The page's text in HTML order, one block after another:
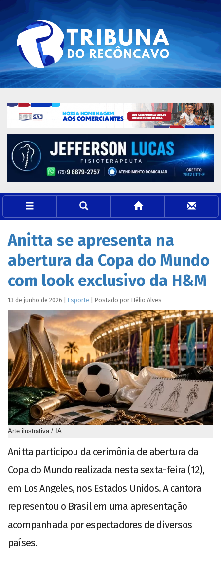
Anitta se apresenta na
abertura da Copa do Mundo
com look exclusivo da H&M
13 de junho de 2026 Esporte Postado por Hélio Alves
Arte ilustrativa / IA
Anitta participou da cerimônia de abertura da
Copa do Mundo realizada nesta sexta-feira (12),
em Los Angeles, nos Estados Unidos. A cantora
representou o Brasil em uma apresentação
acompanhada por espectadores de diversos
países.